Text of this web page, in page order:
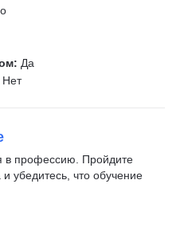
Да
Нет
в профессию. Пройдите
убедитесь, что обучение